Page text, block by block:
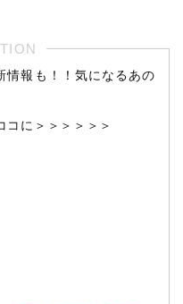
情報も！！気になるあの
コに＞＞＞＞＞＞